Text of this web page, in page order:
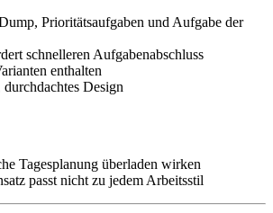
Prioritätsaufgaben und Aufgabe der
schnelleren Aufgabenabschluss
enthalten
durchdachtes Design
Tagesplanung überladen wirken
passt nicht zu jedem Arbeitsstil